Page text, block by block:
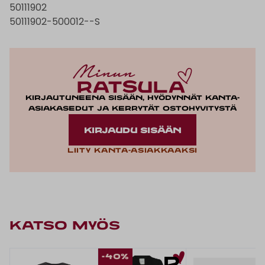
50111902
50111902-500012--S
Kirjautuneena sisään, hyödynnät kanta-
asiakasedut ja kerrytät ostohyvitystä
KIRJAUDU SISÄÄN
Liity kanta-asiakkaaksi
KATSO MYÖS
-40%